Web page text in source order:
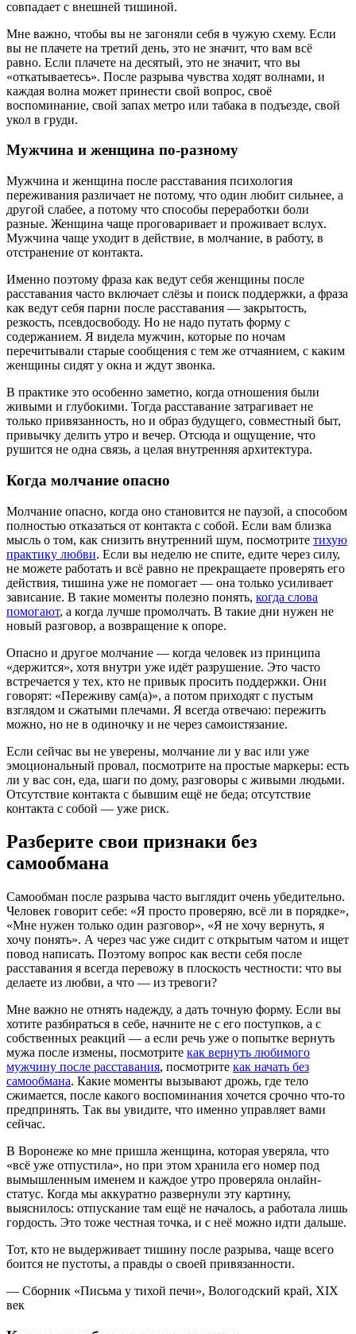
совпадает с внешней тишиной.
Мне важно, чтобы вы не загоняли себя в чужую схему. Если
вы не плачете на третий день, это не значит, что вам всё
равно. Если плачете на десятый, это не значит, что вы
«откатываетесь». После разрыва чувства ходят волнами, и
каждая волна может принести свой вопрос, своё
воспоминание, свой запах метро или табака в подъезде, свой
укол в груди.
Мужчина и женщина по-разному
Мужчина и женщина после расставания психология
переживания различает не потому, что один любит сильнее, а
другой слабее, а потому что способы переработки боли
разные. Женщина чаще проговаривает и проживает вслух.
Мужчина чаще уходит в действие, в молчание, в работу, в
отстранение от контакта.
Именно поэтому фраза как ведут себя женщины после
расставания часто включает слёзы и поиск поддержки, а фраза
как ведут себя парни после расставания — закрытость,
резкость, псевдосвободу. Но не надо путать форму с
содержанием. Я видела мужчин, которые по ночам
перечитывали старые сообщения с тем же отчаянием, с каким
женщины сидят у окна и ждут звонка.
В практике это особенно заметно, когда отношения были
живыми и глубокими. Тогда расставание затрагивает не
только привязанность, но и образ будущего, совместный быт,
привычку делить утро и вечер. Отсюда и ощущение, что
рушится не одна связь, а целая внутренняя архитектура.
Когда молчание опасно
Молчание опасно, когда оно становится не паузой, а способом
полностью отказаться от контакта с собой. Если вам близка
мысль о том, как снизить внутренний шум, посмотрите тихую
практику любви. Если вы неделю не спите, едите через силу,
не можете работать и всё равно не прекращаете проверять его
действия, тишина уже не помогает — она только усиливает
зависание. В такие моменты полезно понять, когда слова
помогают, а когда лучше промолчать. В такие дни нужен не
новый разговор, а возвращение к опоре.
Опасно и другое молчание — когда человек из принципа
«держится», хотя внутри уже идёт разрушение. Это часто
встречается у тех, кто не привык просить поддержки. Они
говорят: «Переживу сам(а)», а потом приходят с пустым
взглядом и сжатыми плечами. Я всегда отвечаю: пережить
можно, но не в одиночку и не через самоистязание.
Если сейчас вы не уверены, молчание ли у вас или уже
эмоциональный провал, посмотрите на простые маркеры: есть
ли у вас сон, еда, шаги по дому, разговоры с живыми людьми.
Отсутствие контакта с бывшим ещё не беда; отсутствие
контакта с собой — уже риск.
Разберите свои признаки без
самообмана
Самообман после разрыва часто выглядит очень убедительно.
Человек говорит себе: «Я просто проверяю, всё ли в порядке»,
«Мне нужен только один разговор», «Я не хочу вернуть, я
хочу понять». А через час уже сидит с открытым чатом и ищет
повод написать. Поэтому вопрос как вести себя после
расставания я всегда перевожу в плоскость честности: что вы
делаете из любви, а что — из тревоги?
Мне важно не отнять надежду, а дать точную форму. Если вы
хотите разбираться в себе, начните не с его поступков, а с
собственных реакций — а если речь уже о попытке вернуть
мужа после измены, посмотрите как вернуть любимого
мужчину после расставания, посмотрите как начать без
самообмана. Какие моменты вызывают дрожь, где тело
сжимается, после какого воспоминания хочется срочно что-то
предпринять. Так вы увидите, что именно управляет вами
сейчас.
В Воронеже ко мне пришла женщина, которая уверяла, что
«всё уже отпустила», но при этом хранила его номер под
вымышленным именем и каждое утро проверяла онлайн-
статус. Когда мы аккуратно развернули эту картину,
выяснилось: отпускание там ещё не началось, а работала лишь
гордость. Это тоже честная точка, и с неё можно идти дальше.
Тот, кто не выдерживает тишину после разрыва, чаще всего
боится не пустоты, а правды о своей привязанности.
— Сборник «Письма у тихой печи», Вологодский край, XIX
век